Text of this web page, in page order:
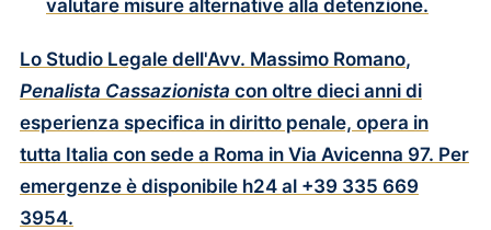
valutare misure alternative alla detenzione.
Lo Studio Legale dell'Avv. Massimo Romano,
Penalista Cassazionista con oltre dieci anni di
esperienza specifica in diritto penale, opera in
tutta Italia con sede a Roma in Via Avicenna 97. Per
emergenze è disponibile h24 al +39 335 669
3954.